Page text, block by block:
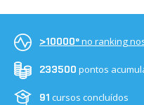
>10000ºno ranking
233500 pontos
91 cursos concluídos